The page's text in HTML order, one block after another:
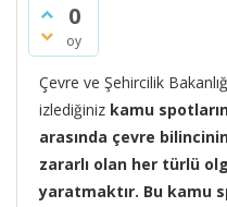
0
oy
Çevre ve Şehircilik
izlediğiniz kamu
arasında çevre
zararlı olan her türlü
yaratmaktır. Bu kamu